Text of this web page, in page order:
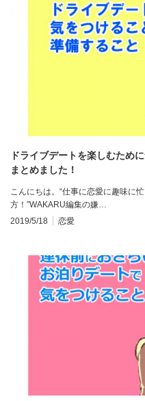
ドライブデートを楽しむため
まとめました！
こんにちは。“仕事に恋愛に趣味に
方！”WAKARU編集の嫌…
2019/5/18
恋愛